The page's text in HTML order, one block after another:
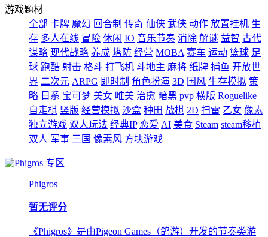
游戏题材
全部 卡牌 魔幻 回合制 传奇 仙侠 武侠 动作 放置挂机 生
存 多人在线 冒险 休闲 IO 音乐节奏 消除 解谜 益智 古代
谋略 现代战略 养成 塔防 经营 MOBA 赛车 运动 篮球 足
球 跑酷 射击 格斗 打飞机 斗地主 麻将 纸牌 捕鱼 开放世
界 二次元 ARPG 即时制 角色扮演 3D 国风 生存模拟 策
略 日系 宝可梦 美女 唯美 治愈 暗黑 pvp 横版 Roguelike
自走棋 竖版 经营模拟 沙盒 种田 战棋 2D 扫雷 乙女 像素
独立游戏 双人玩法 经典IP 恋爱 AI 美食 Steam steam移植
双人 军事 三国 像素风 方块游戏
专区
Phigros
暂无评分
《Phigros》是由Pigeon Games（鸽游）开发的节奏类游